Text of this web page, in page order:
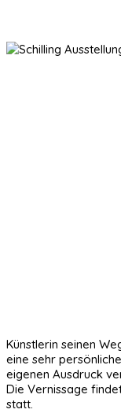
Künstlerin seinen
eine sehr
eigenen Ausdruck
Die Vernissage
statt.